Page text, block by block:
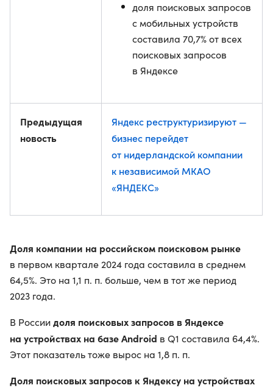
доля поисковых запросов
с мобильных устройств
составила 70,7% от всех
поисковых запросов
в Яндексе
Предыдущая
новость
Яндекс реструктуризируют —
бизнес перейдет
от нидерландской компании
к независимой МКАО
«ЯНДЕКС»
Доля компании на российском поисковом рынке
в первом квартале 2024 года составила в среднем
64,5%. Это на 1,1 п. п. больше, чем в тот же период
2023 года.
В Россиидоля поисковых запросов в Яндексе
на устройствах на базе Android в Q1 составила 64,4%.
Этот показатель тоже вырос на 1,8 п. п.
Доля поисковых запросов к Яндексу на устройствах